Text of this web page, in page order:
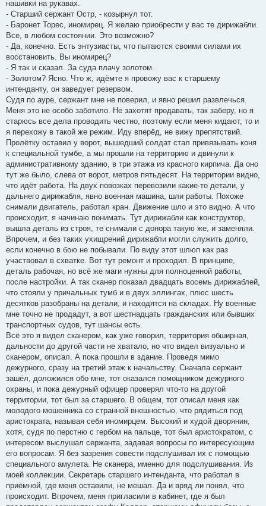
нашивки на рукавах.
- Старший сержант Остр, - козырнул тот.
- Баронет Торес, иномирец. Я желаю приобрести у вас те дирижабли.
Все, в любом состоянии. Это возможно?
- Да, конечно. Есть энтузиасты, что пытаются своими силами их
восстановить. Вы иномирец?
- Я так и сказал. За суда плачу золотом.
- Золотом? Ясно. Что ж, идёмте я провожу вас к старшему
интенданту, он заведует резервом.
Судя по ауре, сержант мне не поверил, и явно решил развлечься.
Меня это не особо заботило. Не захотят продавать, так заберу, но я
старюсь все дела проводить честно, поэтому если меня кидают, то и
я перехожу в такой же режим. Иду вперёд, не вижу препятствий.
Пролётку оставил у ворот, вышедший солдат стал привязывать коня
к специальной тумбе, а мы прошли на территорию и двинули к
административному зданию, в три этажа из красного кирпича. Да оно
тут же было, слева от ворот, метров пятьдесят. На территории видно,
что идёт работа. На двух повозках перевозили какие-то детали, у
дальнего дирижабля, явно военная машина, шли работы. Похоже
снимали двигатель, работал кран. Движение шло и это видно. А что
происходит, я начинаю понимать. Тут дирижабли как конструктор,
вышла деталь из строя, те снимали с донора такую же, и заменяли.
Впрочем, и без таких ухищрений дирижабли могли служить долго,
если конечно в бою не побывали. По виду этот шлюп как раз
участвовал в схватке. Вот тут ремонт и проходил. В принципе,
деталь рабочая, но всё же маги нужны для полноценной работы,
после настройки. А так сканер показал двадцать восемь дирижаблей,
что стояли у причальных тумб и в двух эллингах, плюс шесть
десятков разобраны на детали, и находятся на складах. Ну военные
мне точно не продадут, а вот шестнадцать гражданских или бывших
транспортных судов, тут шансы есть.
Всё это я видел сканером, как уже говорил, территория обширная,
дальности до другой части не хватало, но что видел визуально и
сканером, описал. А пока прошли в здание. Проведя мимо
дежурного, сразу на третий этаж к начальству. Сначала сержант
зашёл, доложился обо мне, тот оказался помощником дежурного
охраны, и пока дежурный офицер проверял что-то на другой
территории, тот был за старшего. В общем, тот описал меня как
молодого мошенника со странной внешностью, что рядиться под
аристократа, называя себя иномирцем. Высокий и худой дворянин,
хотя, судя по перстню с гербом на пальце, тот был аристократом, с
интересом выслушал сержанта, задавая вопросы по интересующим
его вопросам. Я без зазрения совести подслушивал их с помощью
специального амулета. Не сканера, именно для подслушивания. Из
моей коллекции. Секретарь старшего интенданта, что работал в
приёмной, где меня оставили, не мешал. Да и вряд ли понял, что
происходит. Впрочем, меня пригласили в кабинет, где я был